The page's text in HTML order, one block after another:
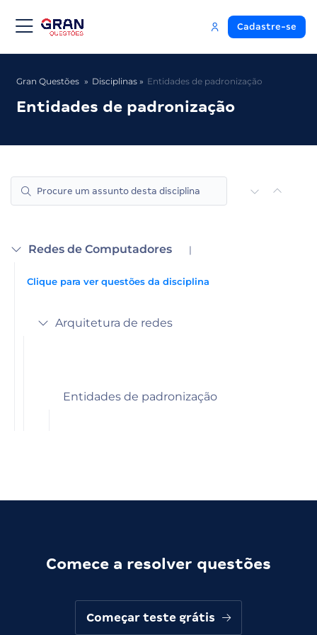
Cadastre-se
Gran Questões Disciplinas Entidades de padronização
Entidades de padronização
Redes de Computadores |
Clique para ver questões da disciplina
Arquitetura de redes
Entidades de padronização
Comece a resolver questões
Começar teste grátis